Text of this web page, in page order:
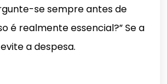
se sempre antes de
é realmente essencial?” Se a
a despesa.